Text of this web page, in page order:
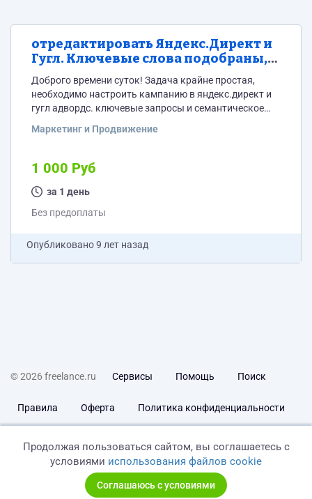
отредактировать Яндекс.Директ и
Гугл. Ключевые слова подобраны,
нет времени разбираться в
настройках компаний.
Доброго времени суток! Задача крайне простая,
необходимо настроить кампанию в яндекс.директ и
гугл адвордс. ключевые запросы и семантическое
условия показа, чтобы минимизировать затраты
Маркетинг и Продвижение
1 000 Руб
за 1 день
Без предоплаты
Опубликовано9 лет назад
© 2026 freelance.ru Сервисы Помощь Поиск
Правила Оферта Политика конфиденциальности
Продолжая пользоваться сайтом, вы соглашаетесь с
условиями использования файлов cookie
Соглашаюсь с условиями